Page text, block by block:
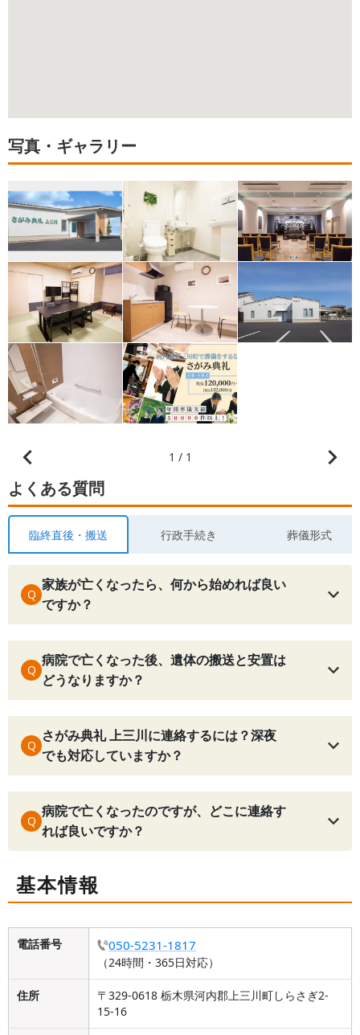
写真・ギャラリー
1 / 1
よくある質問
臨終直後・搬送 行政手続き 葬儀形式
Q
家族が亡くなったら、何から始めれば良い
ですか？
Q
病院で亡くなった後、遺体の搬送と安置は
どうなりますか？
Q
さがみ典礼 上三川に連絡するには？深夜
でも対応していますか？
Q
病院で亡くなったのですが、どこに連絡す
れば良いですか？
基本情報
電話番号 050-5231-1817
（24時間・365日対応）
住所
〒329-0618 栃木県河内郡上三川町しらさぎ2-
15-16